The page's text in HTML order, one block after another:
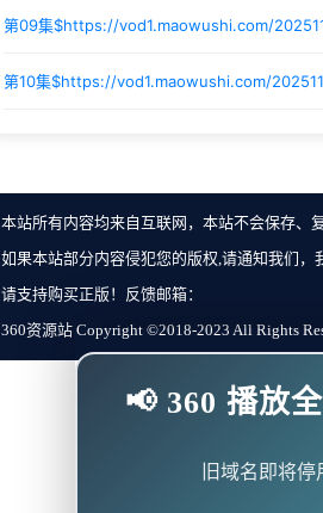
第09集$https://vod1.maowushi.com/
第10集$https://vod1.maowushi.com/
本站所有内容均来自互联网，本站不会保存、
如果本站部分内容侵犯您的版权,请通知我们
请支持购买正版！反馈邮箱：
360资源站 Copyright ©2018-2023 All Rights
📢 360 播放
旧域名即将